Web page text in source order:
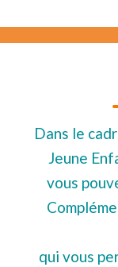
Dans le
Jeune
vous
qui vous